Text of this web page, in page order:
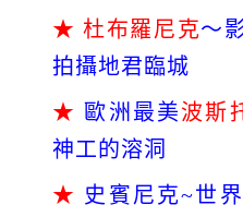
★ 杜布羅尼克～
拍攝地君臨城
★ 歐洲最美波斯
神工的溶洞
★ 史賓尼克~世